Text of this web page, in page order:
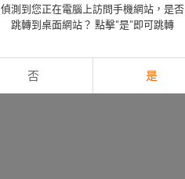
偵測到您正在電腦上訪問手機網站，是否
跳轉到桌面網站？ 點擊“是”即可跳轉
否 是